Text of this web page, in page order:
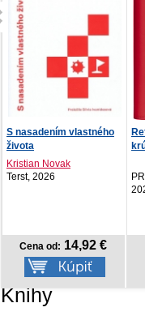
Refill – Týždenný
krúžkový diár s vymeni...
PRESCOGROUP SK,
Cena od: 8,97 €
Knihy